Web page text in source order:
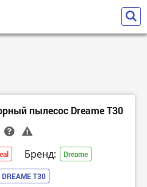
пылесос Dreame T30
Бренд: Dreame
DREAME T30